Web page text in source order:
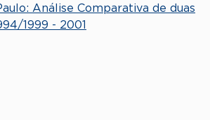
Análise Comparativa de duas
1999 - 2001